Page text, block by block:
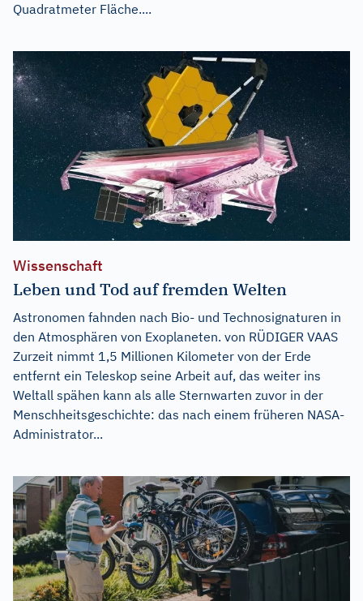
Quadratmeter Fläche....
Wissenschaft
Leben und Tod auf fremden Welten
Astronomen fahnden nach Bio- und Technosignaturen in
den Atmosphären von Exoplaneten. von RÜDIGER VAAS
Zurzeit nimmt 1,5 Millionen Kilometer von der Erde
entfernt ein Teleskop seine Arbeit auf, das weiter ins
Weltall spähen kann als alle Sternwarten zuvor in der
Menschheitsgeschichte: das nach einem früheren NASA-
Administrator...